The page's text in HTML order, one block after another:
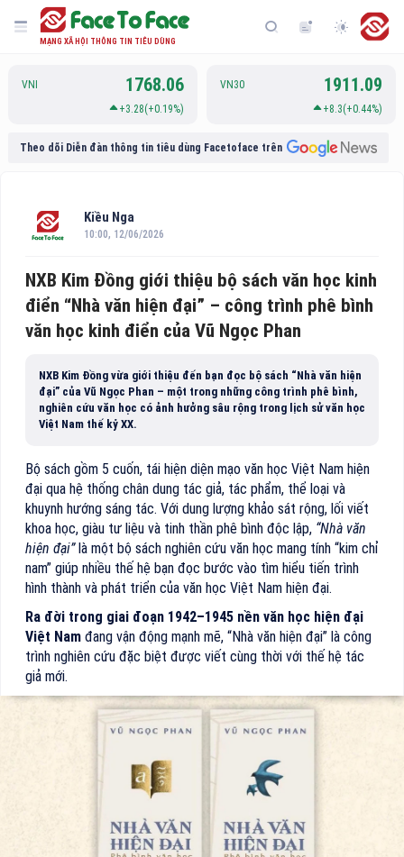
MẠNG XÃ HỘI THÔNG TIN TIÊU DÙNG
VNI 1768.06
+3.28(+0.19%)
VN30 1911.09
+8.3(+0.44%)
Theo dõi Diễn đàn thông tin tiêu dùng Facetoface trên
Kiều Nga
10:00, 12/06/2026
NXB Kim Đồng giới thiệu bộ sách văn học kinh
điển “Nhà văn hiện đại” – công trình phê bình
văn học kinh điển của Vũ Ngọc Phan
NXB Kim Đồng vừa giới thiệu đến bạn đọc bộ sách “Nhà văn hiện
đại” của Vũ Ngọc Phan – một trong những công trình phê bình,
nghiên cứu văn học có ảnh hưởng sâu rộng trong lịch sử văn học
Việt Nam thế kỷ XX.
Bộ sách gồm 5 cuốn, tái hiện diện mạo văn học Việt Nam hiện
đại qua hệ thống chân dung tác giả, tác phẩm, thể loại và
khuynh hướng sáng tác. Với dung lượng khảo sát rộng, lối viết
khoa học, giàu tư liệu và tinh thần phê bình độc lập, “Nhà văn
hiện đại”là một bộ sách nghiên cứu văn học mang tính “kim chỉ
nam” giúp nhiều thế hệ bạn đọc bước vào tìm hiểu tiến trình
hình thành và phát triển của văn học Việt Nam hiện đại.
Ra đời trong giai đoạn 1942–1945 nền văn học hiện đại
Việt Nam đang vận động mạnh mẽ, “Nhà văn hiện đại” là công
trình nghiên cứu đặc biệt được viết cùng thời với thế hệ tác
giả mới.